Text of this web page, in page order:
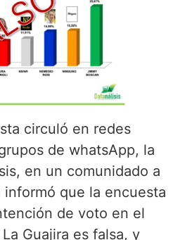
circuló en redes
de whatsApp, la
en un comunidado a
que la encuesta
de voto en el
Guajira es falsa, y